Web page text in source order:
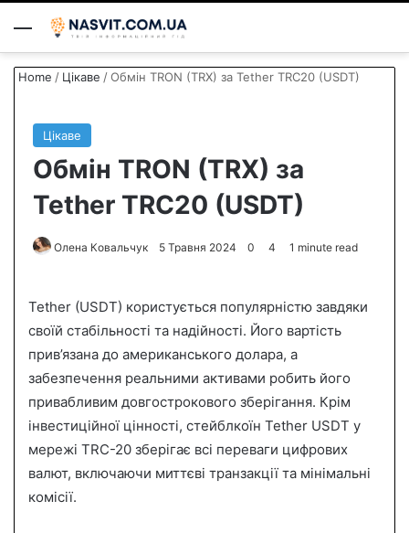
Menu
Home / Цікаве /Обмін TRON (TRX) за Tether TRC20 (USDT)
Цікаве
Обмін TRON (TRX) за
Tether TRC20 (USDT)
Олена Ковальчук
d
a
n
e
m
a
i
5 Травня 2024 0 4 1 minute read
Tether (USDT) користується популярністю завдяки
своїй стабільності та надійності. Його вартість
прив’язана до американського долара, а
забезпечення реальними активами робить його
привабливим довгострокового зберігання. Крім
інвестиційної цінності, стейблкоїн Tether USDT у
мережі TRC-20 зберігає всі переваги цифрових
валют, включаючи миттєві транзакції та мінімальні
комісії.